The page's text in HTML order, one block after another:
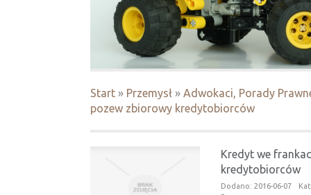
Start » Przemysł » Adwokaci, Porady
pozew zbiorowy kredytobiorców
Kredyt we
kredytobiorców
Dodano: 2016-06-07